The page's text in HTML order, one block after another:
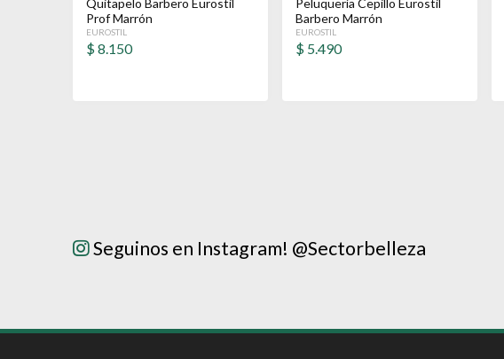
Quitapelo Barbero Eurostil
Prof Marrón
EUROSTIL
$8.150
Peluquería Cepillo Eurostil
Barbero Marrón
EUROSTIL
$ 5.490
Seguinos en Instagram! @Sectorbelleza